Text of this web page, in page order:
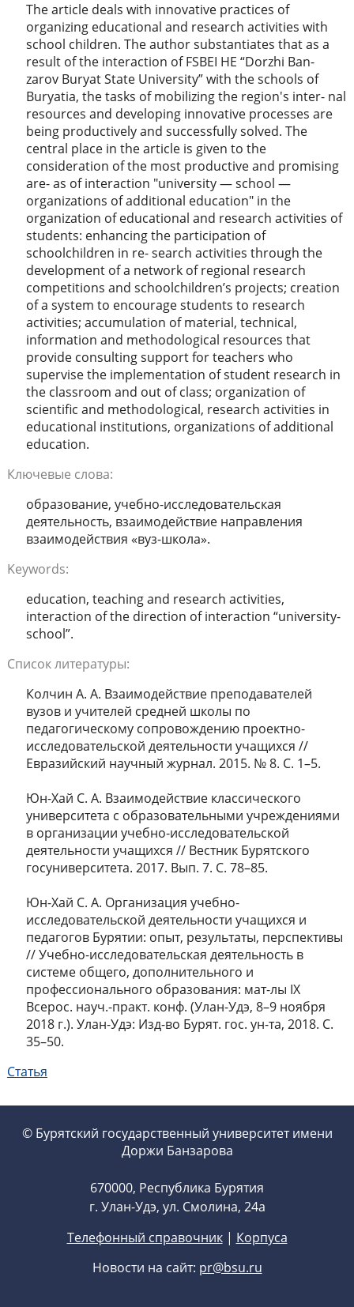
The article deals with innovative practices of
organizing educational and research activities with
school children. The author substantiates that as a
result of the interaction of FSBEI HE “Dorzhi Ban-
zarov Buryat State University” with the schools of
Buryatia, the tasks of mobilizing the region's inter- nal
resources and developing innovative processes are
being productively and successfully solved. The
central place in the article is given to the
consideration of the most productive and promising
are- as of interaction "university — school —
organizations of additional education" in the
organization of educational and research activities of
students: enhancing the participation of
schoolchildren in re- search activities through the
development of a network of regional research
competitions and schoolchildren’s projects; creation
of a system to encourage students to research
activities; accumulation of material, technical,
information and methodological resources that
provide consulting support for teachers who
supervise the implementation of student research in
the classroom and out of class; organization of
scientific and methodological, research activities in
educational institutions, organizations of additional
education.
Ключевые слова:
образование, учебно-исследовательская
деятельность, взаимодействие направления
взаимодействия «вуз-школа».
Keywords:
education, teaching and research activities,
interaction of the direction of interaction “university-
school”.
Список литературы:
Колчин А. А. Взаимодействие преподавателей
вузов и учителей средней школы по
педагогическому сопровождению проектно-
исследовательской деятельности учащихся //
Евразийский научный журнал. 2015. № 8. С. 1–5.
Юн-Хай С. А. Взаимодействие классического
университета с образовательными учреждениями
в организации учебно-исследовательской
деятельности учащихся // Вестник Бурятского
госуниверситета. 2017. Вып. 7. С. 78–85.
Юн-Хай С. А. Организация учебно-
исследовательской деятельности учащихся и
педагогов Бурятии: опыт, результаты, перспективы
// Учебно-исследовательская деятельность в
системе общего, дополнительного и
профессионального образования: мат-лы IX
Всерос. науч.-практ. конф. (Улан-Удэ, 8–9 ноября
2018 г.). Улан-Удэ: Изд-во Бурят. гос. ун-та, 2018. С.
35–50.
Статья
© Бурятский государственный университет имени
Доржи Банзарова
670000, Республика Бурятия
г. Улан-Удэ, ул. Смолина, 24а
Телефонный справочник| Корпуса
Новости на сайт: pr@bsu.ru